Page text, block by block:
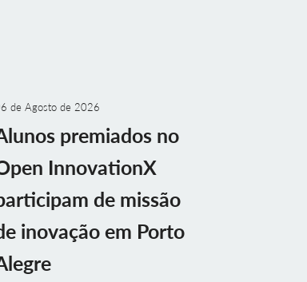
de Agosto de 2026
premiados no
InnovationX
de missão
inovação em Porto